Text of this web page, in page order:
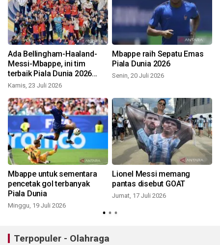
Ada Bellingham-Haaland-
Messi-Mbappe, ini tim
terbaik Piala Dunia 2026
versi FIFA
Kamis, 23 Juli 2026
Mbappe raih Sepatu Emas
Piala Dunia 2026
Senin, 20 Juli 2026
Mbappe untuk sementara
pencetak gol terbanyak
Piala Dunia
Minggu, 19 Juli 2026
Lionel Messi memang
pantas disebut GOAT
Jumat, 17 Juli 2026
Terpopuler - Olahraga